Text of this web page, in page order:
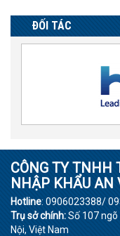
ĐỐI TÁC
CÔNG TY TNHH
NHẬP KHẨU AN
Hotline: 0906023388/
Trụ sở chính:Số 107 ngõ
Nội, Việt Nam